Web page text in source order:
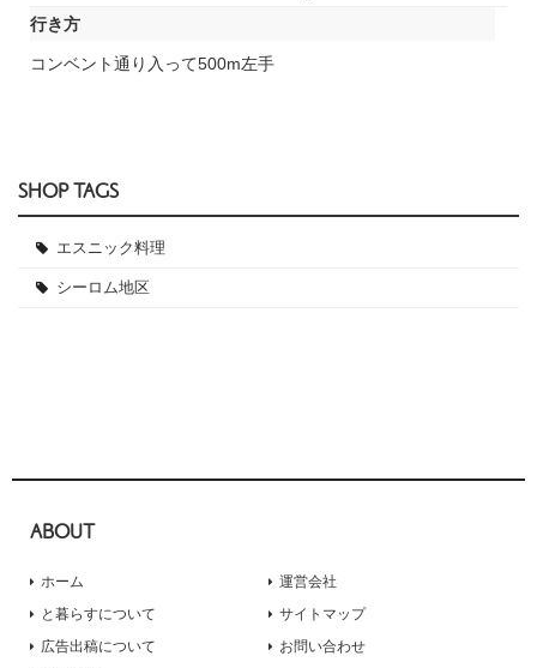
行き方
コンベント通り入って500m左手
SHOP TAGS
エスニック料理
シーロム地区
ABOUT
ホーム
と暮らすについて
広告出稿について
運営会社
サイトマップ
お問い合わせ